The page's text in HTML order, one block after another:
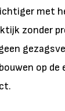
met
zonder
op de